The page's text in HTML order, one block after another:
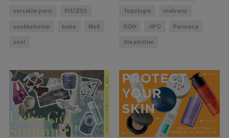
versatile paris PISCESS
youlikehome bobe Melt
soel
Topologie molvany
DOIY JIPO Pororoca
SteamOne